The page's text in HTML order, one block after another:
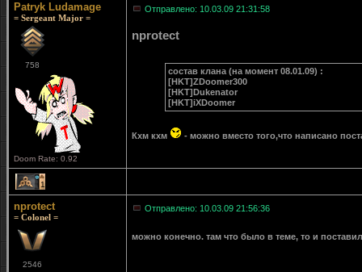
Patryk Ludamage
= Sergeant Major =
758
Doom Rate: 0.92
Отправлено: 10.03.09 21:31:58
nprotect
состав клана (на момент 08.01.09) :
[HKT]ZDoomer300
[HKT]Dukenator
[HKT]iXDoomer
Кхм кхм - можно вместо того,что написано
1
nprotect
= Colonel =
2546
Отправлено: 10.03.09 21:56:36
можно конечно. там что было в теме, то и